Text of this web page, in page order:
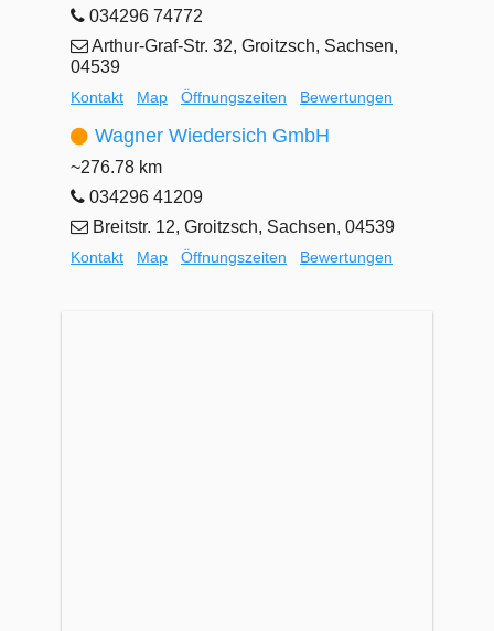
034296 74772
Arthur-Graf-Str. 32, Groitzsch, Sachsen,
04539
Kontakt Map Öffnungszeiten Bewertungen
Wagner Wiedersich GmbH
~276.78 km
034296 41209
Breitstr. 12, Groitzsch, Sachsen, 04539
Kontakt Map Öffnungszeiten Bewertungen